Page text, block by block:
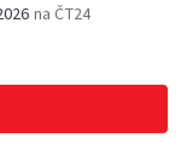
na ČT24